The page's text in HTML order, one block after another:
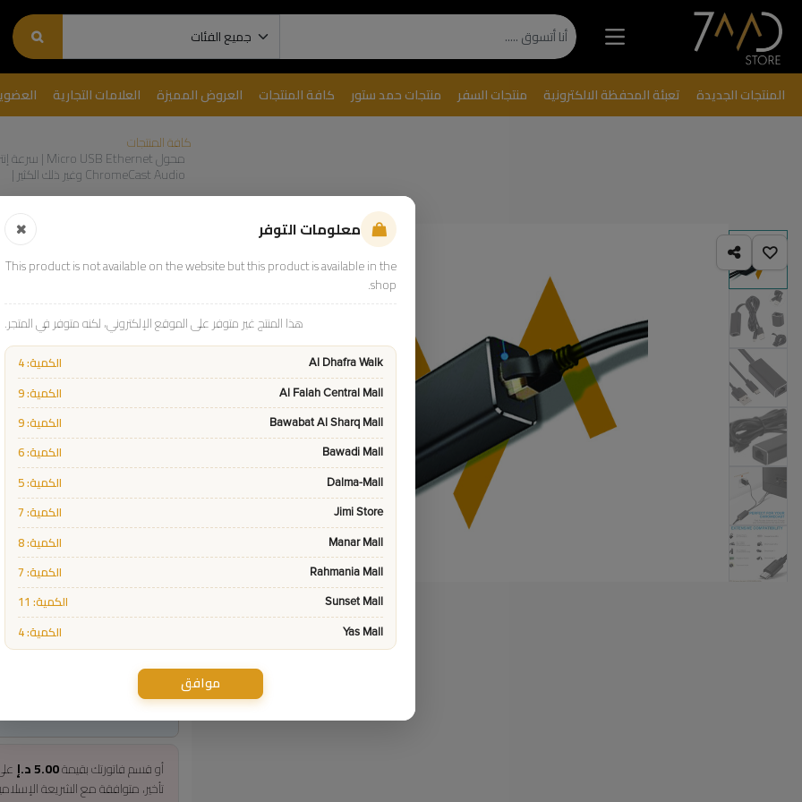
المنتجات الجديدة تعبئة المحفظة الالكترونية منتجات السفر منتجات حمد ستور كافة المنتجات العروض المميزة العلامات التجارية
كافة المنتجات
ChromeCast Audio وغير ذلك الكثير |
TV Stick و ChromeCast Audio وغير ذلك الكثير |
Sku:
9258
Special Deals
20.0
35.00
أو قسم فاتورتك بقيمة5.00 د.إ
تأخير، متوافقة مع الشريعة
معلومات التوفر
This product is not available on the website but this product is available in the
shop.
هذا المنتج غير متوفر على الموقع الإلكتروني، لكنه متوفر في المتجر.
Al Dhafra Walk الكمية: 4
Al Falah Central Mall الكمية: 9
Bawabat Al Sharq Mall الكمية: 9
Bawadi Mall الكمية: 6
Dalma-Mall الكمية: 5
Jimi Store الكمية: 7
Manar Mall الكمية: 8
Rahmania Mall الكمية: 7
Sunset Mall الكمية: 11
Yas Mall الكمية: 4
موافق